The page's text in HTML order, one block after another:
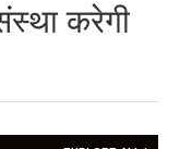
करेगी
none has-data-
events-